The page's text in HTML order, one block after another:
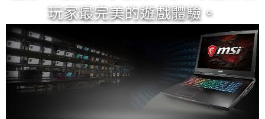
玩家最完美的遊戲體驗。